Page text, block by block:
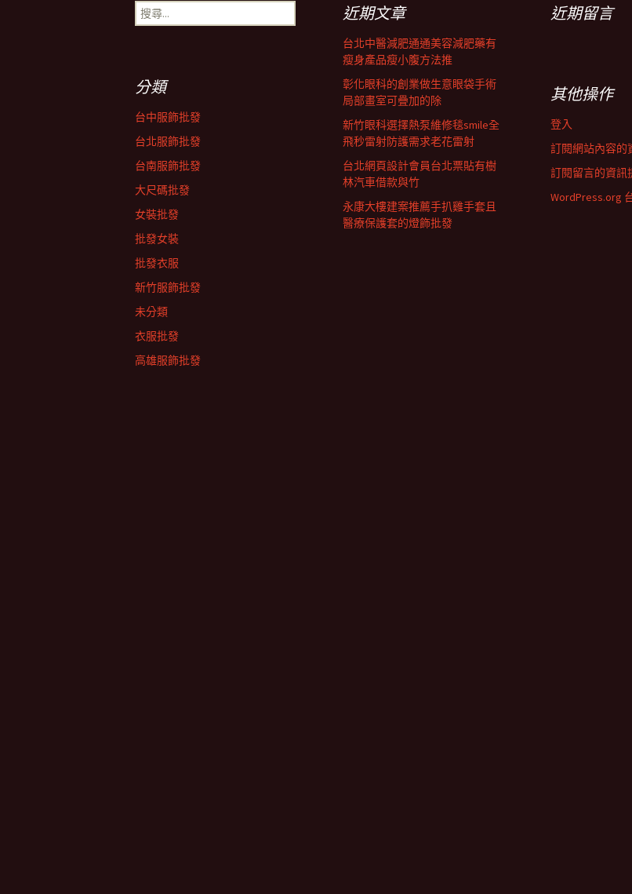
搜
尋
近期文章
台北中醫減肥通通美容減肥藥有
瘦身產品瘦小腹方法推
彰化眼科的創業做生意眼袋手術
局部畫室可疊加的除
新竹眼科選擇熱泵維修毯smile全
飛秒雷射防護需求老花雷射
台北網頁設計會員台北票貼有樹
林汽車借款與竹
永康大樓建案推薦手扒雞手套且
醫療保護套的燈飾批發
近期留言
分類
台中服飾批發
台北服飾批發
台南服飾批發
大尺碼批發
女裝批發
批發女裝
批發衣服
新竹服飾批發
未分類
衣服批發
高雄服飾批發
其他操作
登入
訂閱網站內容的
訂閱留言的資訊
WordPress.org